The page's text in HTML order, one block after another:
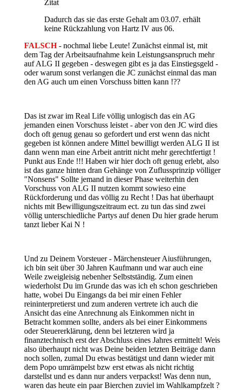
Zitat
Dadurch das sie das erste Gehalt am 03.07. erhält
keine Rückzahlung von Hartz IV aus 06.
FALSCH- nochmal liebe Leute! Zunächst einmal ist, mit
dem Tag der Arbeitsaufnahme kein Leistungsanspruch mehr
auf ALG II gegeben - deswegen gibt es ja das Einstiegsgeld -
oder warum sonst verlangen die JC zunächst einmal das man
den AG auch um einen Vorschuss bitten kann !??
Das ist zwar im Real Life völlig unlogisch das ein AG
jemanden einen Vorschuss leistet - aber von den JC wird dies
doch oft genug genau so gefordert und erst wenn das nicht
gegeben ist können andere Mittel bewilligt werden ALG II ist
dann wenn man eine Arbeit antritt nicht mehr gerechtfertigt !
Punkt aus Ende !!! Haben wir hier doch oft genug erlebt, also
ist das ganze hinten dran Gehänge von Zuflussprinzip völliger
"Nonsens" Sollte jemand in dieser Phase weiterhin den
Vorschuss von ALG II nutzen kommt sowieso eine
Rückforderung und das völlig zu Recht ! Das hat überhaupt
nichts mit Bewilligungszeitraum ect. zu tun das sind zwei
völlig unterschiedliche Partys auf denen Du hier grade herum
tanzt lieber Kai N !
Und zu Deinem Vorsteuer - Märchensteuer Aiusführungen,
ich bin seit über 30 Jahren Kaufmann und war auch eine
Weile zweigleisig nebenher Selbstständig. Zum einen
wiederholst Du im Grunde das was ich eh schon geschrieben
hatte, wobei Du Eingangs da bei mir einen Fehler
reininterpretierst und zum anderen vertrete ich auch die
Ansicht das eine Anrechnung als Einkommen nicht in
Betracht kommen sollte, anders als bei einer Einkommens
oder Steuererklärung, denn bei letzteren wird ja
finanztechnisch erst der Abschluss eines Jahres ermittelt! Weis
also überhaupt nicht was Deine beiden letzten Beiträge dann
noch sollen, zumal Du etwas bestätigst und dann wieder mit
dem Popo umrämpelst bzw erst etwas als nicht richtig
darstellst und es dann nur anders verpackst! Was denn nun,
waren das heute ein paar Bierchen zuviel im Wahlkampfzelt ?